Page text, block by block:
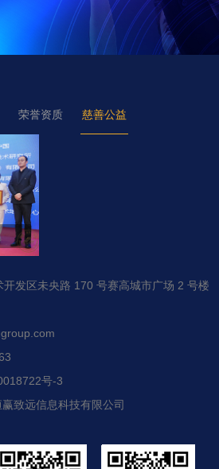
荣誉资质 慈善公益
发区未央路 170 号赛高城市广场 2 号楼
号-3
致远信息科技有限公司